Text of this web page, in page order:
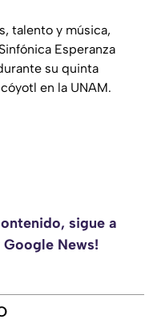
talento y música,
Esperanza
su quinta
en la UNAM.
sigue a
News!